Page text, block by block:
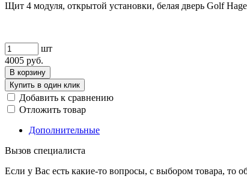
Щит 4 модуля, открытой установки, белая дверь Golf
шт
4005 руб.
В корзину
Купить в один клик
Добавить к сравнению
Отложить товар
Дополнительные
Вызов специалиста
Если у Вас есть какие-то вопросы, с выбором товара, то